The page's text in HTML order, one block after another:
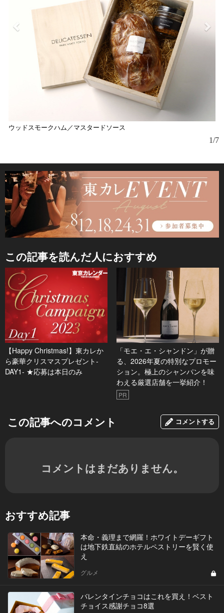
ウッドスモークハム／マスタードソース
フ
1/7
この記事を読んだ人におすすめ
【Happy Christmas!】東カレか
ら豪華クリスマスプレゼント-
DAY1- ★応募は本日のみ
「モエ・エ・シャンドン」が贈
る、2026年夏の特別なプロモー
ション。極上のシャンパンを味
わえる厳選店舗を一挙紹介！
PR
この記事へのコメント コメントする
コメントはまだありません。
おすすめ記事
本命・義理まで網羅！ホワイトデーギフト
は地下鉄直結のホテルペストリーを賢く使
え
グルメ
バレンタインチョコはこれを買え！ベスト
チョイス感謝チョコ8選